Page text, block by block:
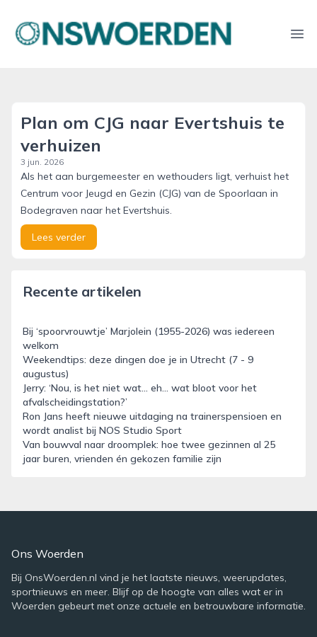
onswoerden.nl
Plan om CJG naar Evertshuis te
verhuizen
3 jun. 2026
Als het aan burgemeester en wethouders ligt, verhuist het
Centrum voor Jeugd en Gezin (CJG) van de Spoorlaan in
Bodegraven naar het Evertshuis.
Lees verder
Recente artikelen
Bij ‘spoorvrouwtje’ Marjolein (1955-2026) was iedereen
welkom
Weekendtips: deze dingen doe je in Utrecht (7 - 9
augustus)
Jerry: ‘Nou, is het niet wat… eh… wat bloot voor het
afvalscheidingstation?’
Ron Jans heeft nieuwe uitdaging na trainerspensioen en
wordt analist bij NOS Studio Sport
Van bouwval naar droomplek: hoe twee gezinnen al 25
jaar buren, vrienden én gekozen familie zijn
Ons Woerden
Bij OnsWoerden.nl vind je het laatste nieuws, weerupdates,
sportnieuws en meer. Blijf op de hoogte van alles wat er in
Woerden gebeurt met onze actuele en betrouwbare informatie.